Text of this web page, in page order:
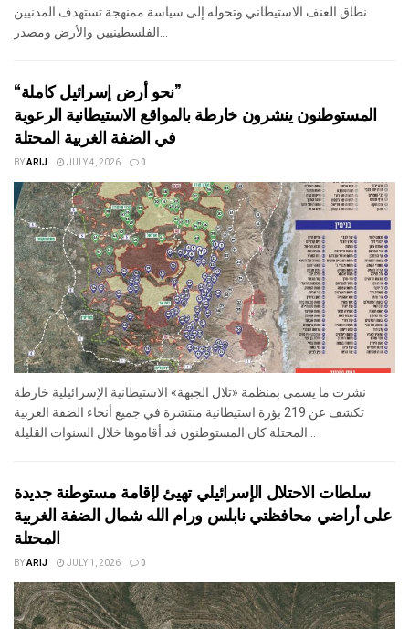
نطاق العنف الاستيطاني وتحوله إلى سياسة ممنهجة تستهدف المدنيين
“نحو أرض إسرائيل كاملة”
المستوطنون ينشرون خارطة بالمواقع الاستيطانية الرعوية
في الضفة الغربية المحتلة
BYARIJ JULY 4, 2026 0
نشرت ما يسمى بمنظمة «تلال الجبهة» الاستيطانية الإسرائيلية خارطة
تكشف عن 219 بؤرة استيطانية منتشرة في جميع أنحاء الضفة الغربية
سلطات الاحتلال الإسرائيلي تهيئ لإقامة مستوطنة جديدة
على أراضي محافظتي نابلس ورام الله شمال الضفة الغربية
المحتلة
BYARIJ JULY 1, 2026 0